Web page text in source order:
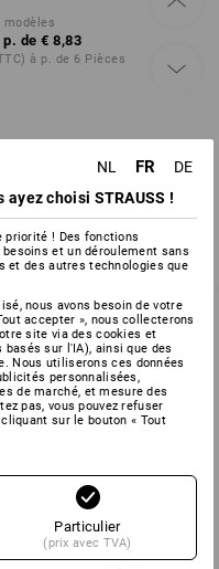
modèles
p. de € 8,83
à p. de 6 Pièces
16 43
NL FR
DE
choisi STRAUSS !
priorité ! Des fonctions
et un déroulement sans
et des autres technologies que
nous avons besoin de votre
accepter », nous collecterons
site via des cookies et
sur l'IA), ainsi que des
Nous utiliserons ces données
personnalisées,
de marché, et mesure des
pas, vous pouvez refuser
sur le bouton « Tout
Particulier
(prix avec TVA)